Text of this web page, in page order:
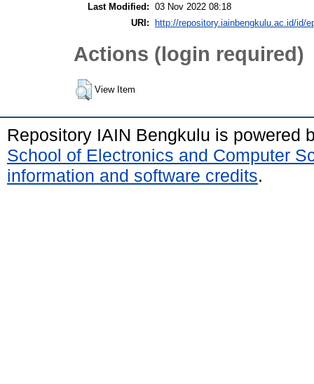
Last Modified: 03 Nov 2022 08:18
URI:
http://repository.iainbengkulu.ac.id/id/
Actions (login required)
View Item
Repository IAIN Bengkulu is powered
School of Electronics and Computer
information and software credits.